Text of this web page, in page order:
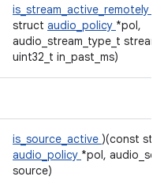
is_stream_active_remotely
struct audio_policy *pol,
audio_stream_type_t stream,
uint32_t in_past_ms)
is_source_active )(const
audio_policy *pol,
source)